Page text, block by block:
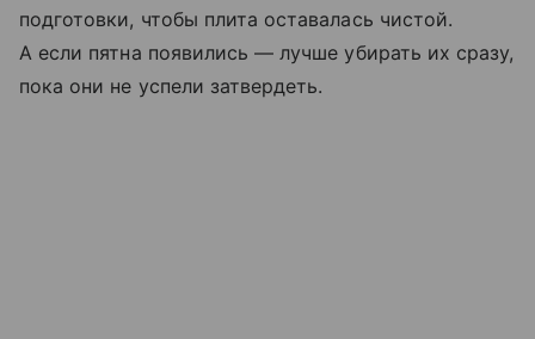
подготовки, чтобы плита оставалась чистой.
А если пятна появились — лучше убирать их сразу,
пока они не успели затвердеть.